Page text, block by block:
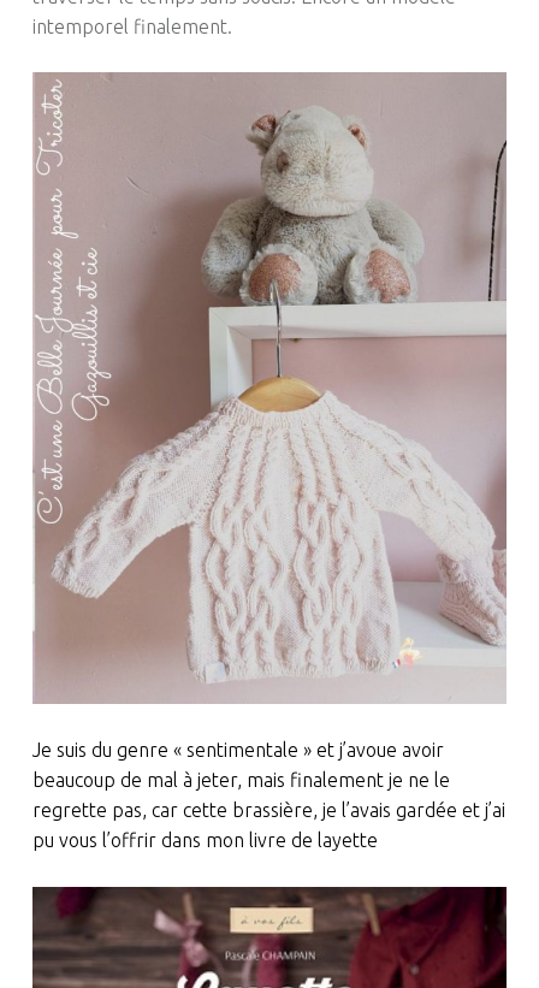
intemporel finalement.
Je suis du genre « sentimentale » et j’avoue avoir
beaucoup de mal à jeter, mais finalement je ne le
regrette pas, car cette brassière, je l’avais gardée et j’ai
pu vous l’offrir dans mon livre de layette